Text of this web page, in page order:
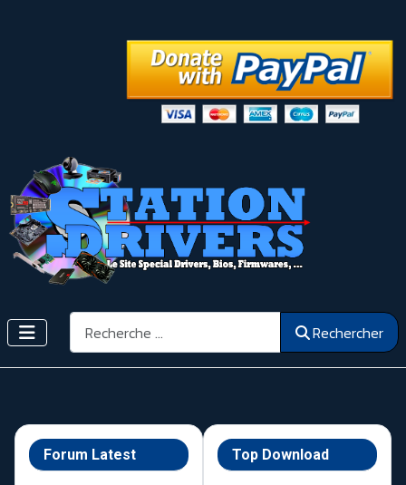
Rechercher Rechercher
Forum Latest Top Download